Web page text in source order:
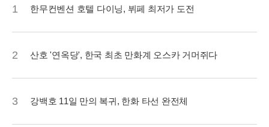
1 한무컨벤션 호텔 다이닝, 뷔페 최저가 도전
2 산호 '연옥당', 한국 최초 만화계 오스카 거머쥐다
3 강백호 11일 만의 복귀, 한화 타선 완전체